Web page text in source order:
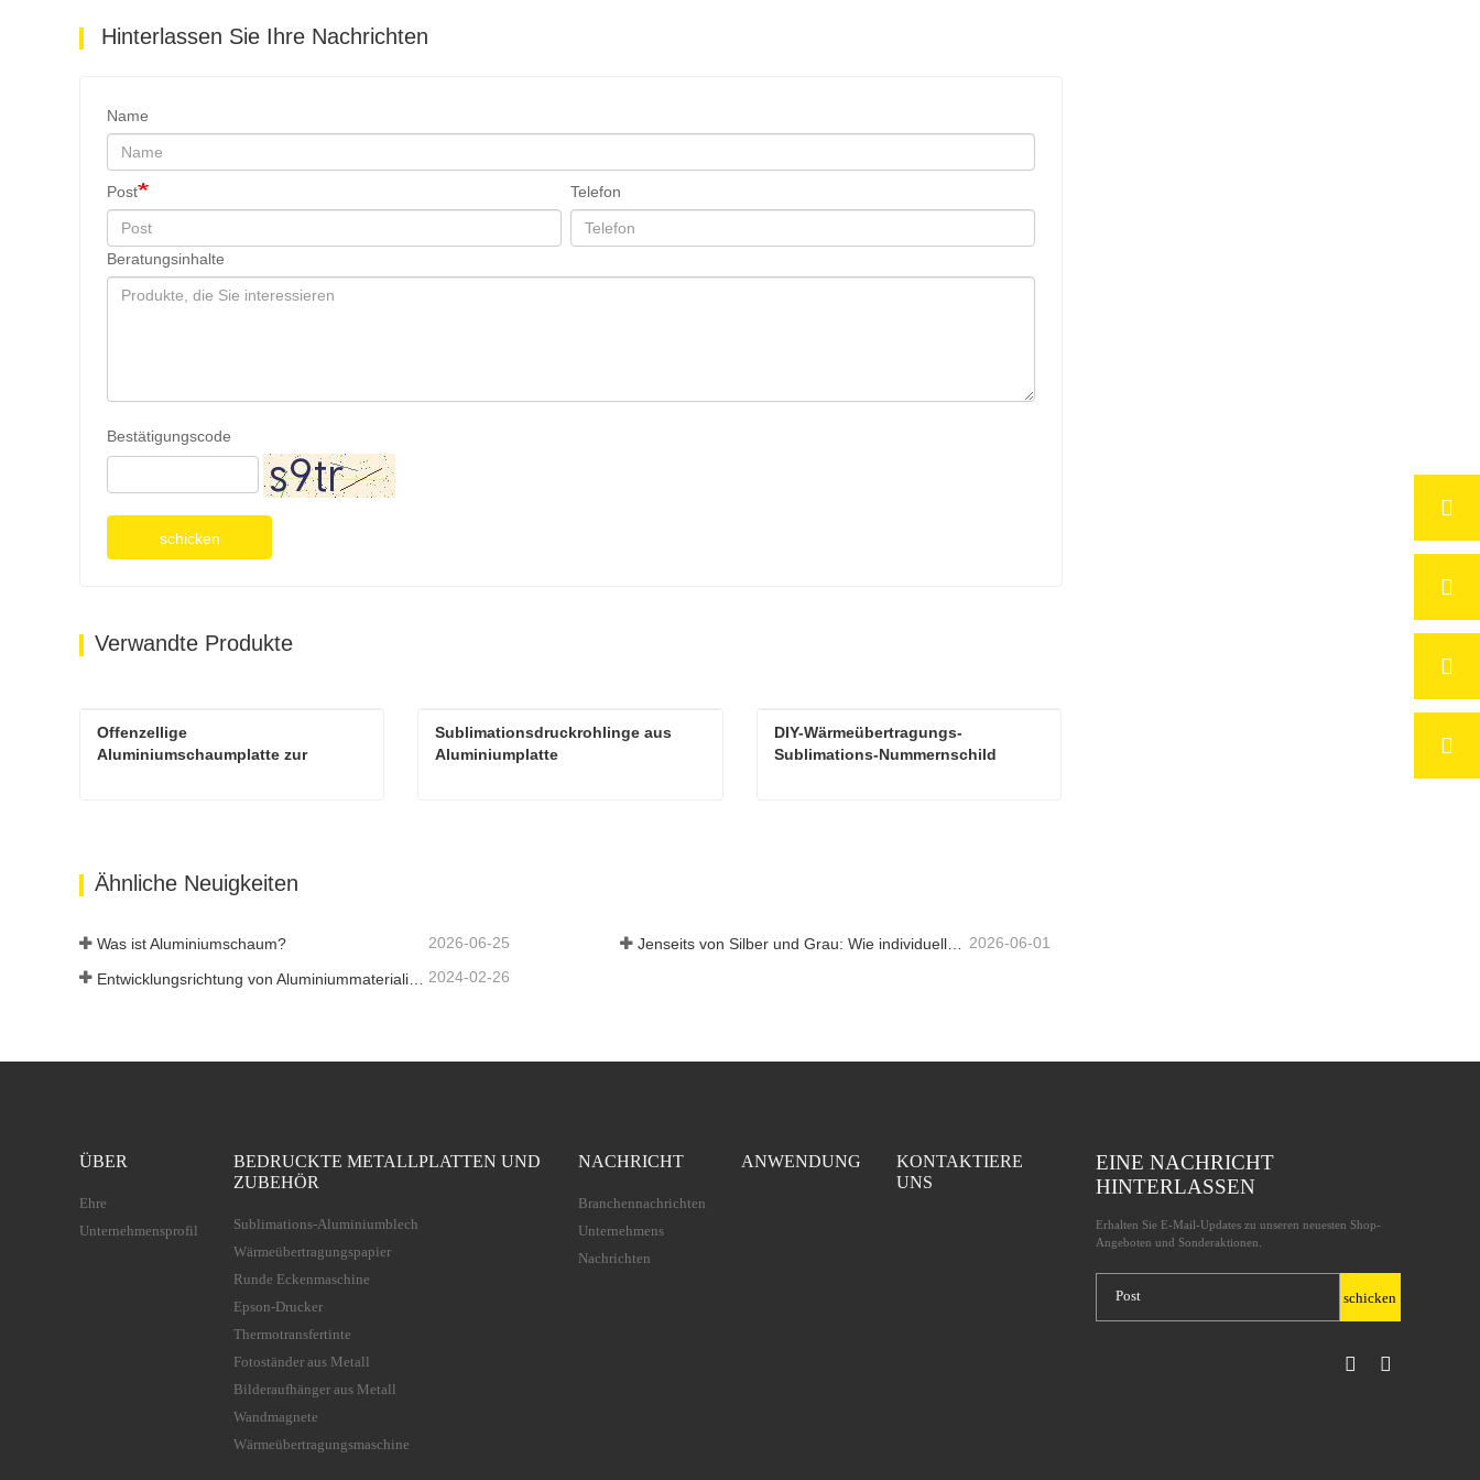
Hinterlassen Sie Ihre Nachrichten
Name
Post Telefon
Beratungsinhalte
Bestätigungscode
schicken
Verwandte Produkte
Offenzellige
Aluminiumschaumplatte zur
Sublimationsdruckrohlinge aus
Aluminiumplatte
DIY-Wärmeübertragungs-
Sublimations-Nummernschild
Ähnliche Neuigkeiten
Was ist Aluminiumschaum? 2026-06-25 Jenseits von Silber und Grau: Wie individuell gewählte Farben unbegrenzte Möglichkeiten für Aluminiumschaum eröffnen 2026-06-01
2024-02-26
ÜBER
Ehre
Unternehmensprofil
BEDRUCKTE METALLPLATTEN UND
ZUBEHÖR
Sublimations-Aluminiumblech
Wärmeübertragungspapier
Runde Eckenmaschine
Epson-Drucker
Thermotransfertinte
Fotoständer aus Metall
Bilderaufhänger aus Metall
Wandmagnete
Wärmeübertragungsmaschine
NACHRICHT
Branchennachrichten
Unternehmens
Nachrichten
ANWENDUNG
KONTAKTIERE
UNS
EINE NACHRICHT
HINTERLASSEN
Erhalten Sie E-Mail-Updates zu unseren neuesten Shop-
Angeboten und Sonderaktionen.
schicken